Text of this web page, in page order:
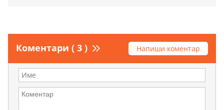
Коментари ( 3 ) Напиши коментар